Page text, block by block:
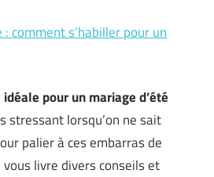
comment s’habiller pour un
pour un mariage d’été
stressant lorsqu’on ne sait
palier à ces embarras de
livre divers conseils et